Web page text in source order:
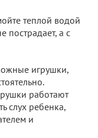
теплой водой
пострадает, а с
игрушки,
работают
слух ребенка,
и